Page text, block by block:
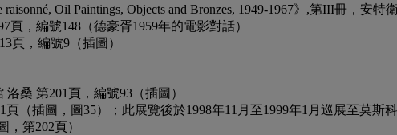
Oil Paintings, Objects and Bronzes, 1949-1967》,第III冊，安
頁，編號148（德豪胥1959年的電影對話）
頁，編號9（插圖）
桑 第201頁，編號93（插圖）
（插圖，圖35）；此展覽後於1998年11月至1999年1月巡展至莫斯
第202頁）